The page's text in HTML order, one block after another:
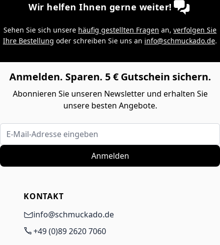
Wir helfen Ihnen gerne weiter!
Sehen Sie sich unsere häufig gestellten Fragen an, verfolgen Sie
Ihre Bestellung oder schreiben Sie uns an info@schmuckado.de.
Anmelden. Sparen. 5 € Gutschein sichern.
Abonnieren Sie unseren Newsletter und erhalten Sie
unsere besten Angebote.
E-Mail-Adresse eingeben
Anmelden
KONTAKT
info@schmuckado.de
+49 (0)89 2620 7060